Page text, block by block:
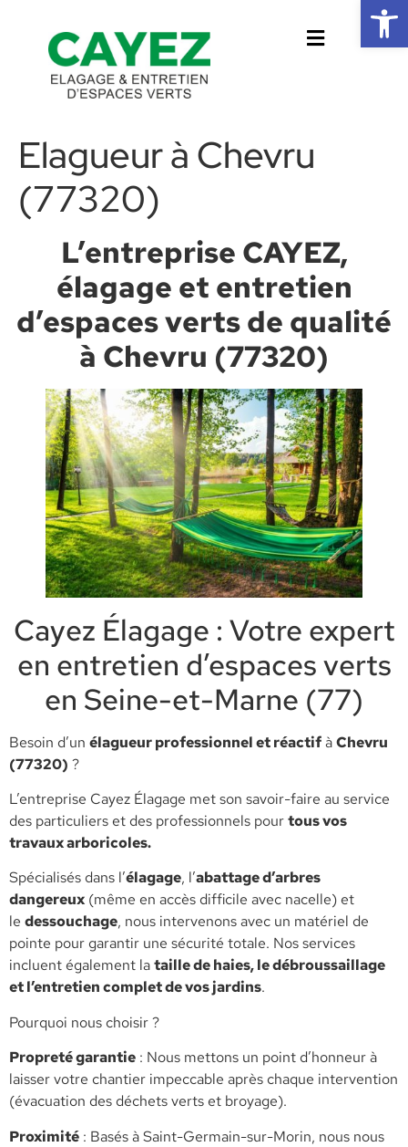
Elagueur à Chevru
(77320)
L’entreprise CAYEZ,
élagage et entretien
d’espaces verts de qualité
à Chevru (77320)
Cayez Élagage : Votre expert
en entretien d’espaces verts
en Seine-et-Marne (77)
​Besoin d’un élagueur professionnel et réactifàChevru
(77320) ?
L’entreprise Cayez Élagage met son savoir-faire au service
des particuliers et des professionnels pourtous vos
travaux arboricoles.
​Spécialisés dans l’élagage, l’abattage d’arbres
dangereux (même en accès difficile avec nacelle) et
le dessouchage, nous intervenons avec un matériel de
pointe pour garantir une sécurité totale. Nos services
incluent également lataille de haies, le débroussaillage
et l’entretien complet de vos jardins.
​Pourquoi nous choisir ?
​Propreté garantie : Nous mettons un point d’honneur à
laisser votre chantier impeccable après chaque intervention
(évacuation des déchets verts et broyage).
​Proximité : Basés à Saint-Germain-sur-Morin, nous nous